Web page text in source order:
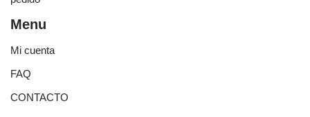
Menu
Mi cuenta
FAQ
CONTACTO